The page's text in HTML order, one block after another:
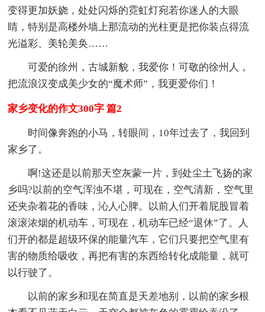
变得更加妖娆，处处闪烁的霓虹灯宛若你迷人的大眼
睛，特别是高楼外墙上那流动的光柱更是把你装点得流
光溢彩、美轮美奂……
可爱的徐州，古城新貌，我爱你！可敬的徐州人，
把流浪汉变成美少女的“魔术师”，我更爱你们！
家乡变化的作文300字 篇2
时间像奔跑的小马，转眼间，10年过去了，我回到
家乡了。
啊!这还是以前那天空灰蒙一片，到处尘土飞扬的家
乡吗?以前的空气浑浊不堪，可现在，空气清新，空气里
还夹杂着花的香味，沁人心脾。以前人们开着屁股冒着
滚滚浓烟的机动车，可现在，机动车已经“退休”了。人
们开的都是超级环保的能量汽车，它们只要把空气里有
害的物质给吸收，再把有害的东西给转化成能量，就可
以行驶了。
以前的家乡和现在简直是天差地别，以前的家乡根